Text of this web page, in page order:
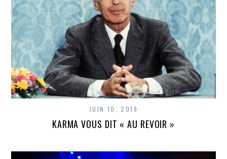
JUIN 10, 2019
KARMA VOUS DIT « AU REVOIR »